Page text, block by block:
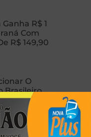
R$ 1
Com
R$ 149,90
O
Brasileiro